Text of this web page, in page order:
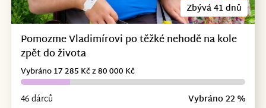
Zbývá 41 dnů
Pomozme Vladimírovi po těžké nehodě na kole
zpět do života
46 dárců Vybráno 22 %
Vybráno 17 285 Kč z 80 000 Kč